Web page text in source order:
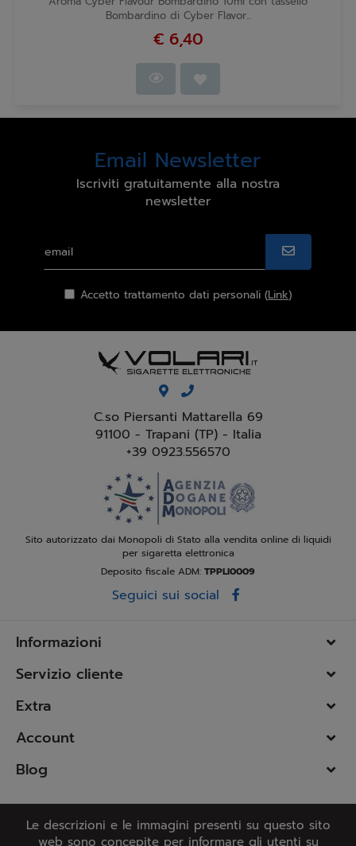
Bombardino di Cyber Flavor...
€ 6,40
Email Newsletter
Iscriviti gratuitamente alla nostra
newsletter
Accetto trattamento dati personali (Link)
C.so Piersanti Mattarella 69
91100 - Trapani (TP) - Italia
+39 0923.556570
Sito autorizzato dai Monopoli di Stato alla vendita online di liquidi
per sigaretta elettronica
Deposito fiscale ADM: TPPLI0009
Seguici sui social
Informazioni
Servizio cliente
Extra
Account
Blog
Le descrizioni e le immagini presenti su questo sito
web sono concepite per informare gli utenti su